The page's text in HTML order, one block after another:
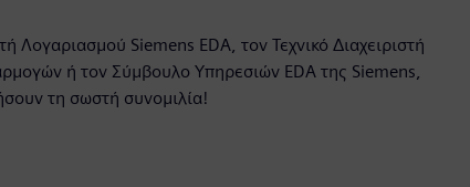
Λογαριασμού Siemens EDA, τον Τεχνικό Διαχειριστή
ή τον Σύμβουλο Υπηρεσιών EDA της Siemens,
τη σωστή συνομιλία!